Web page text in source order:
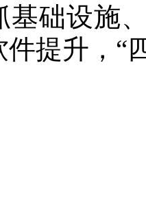
基础设施
件提升，“